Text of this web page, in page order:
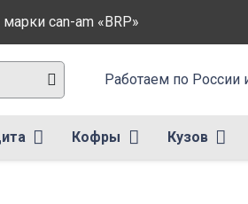
can-am «BRP»
Работаем по России
Кофры Кузов